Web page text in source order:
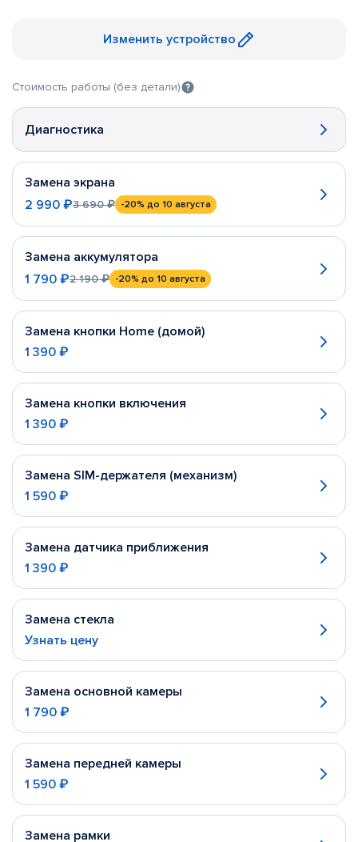
Изменить устройство
Стоимость работы (без детали)
Диагностика
Замена экрана
2 990 ₽3 690 ₽ -20% до 10 августа
Замена аккумулятора
1 790 ₽2 190 ₽ -20% до 10 августа
Замена кнопки Home (домой)
1 390 ₽
Замена кнопки включения
1 390 ₽
Замена SIM-держателя (механизм)
1 590 ₽
Замена датчика приближения
1 390 ₽
Замена стекла
Узнать цену
Замена основной камеры
1 790 ₽
Замена передней камеры
1 590 ₽
Замена рамки